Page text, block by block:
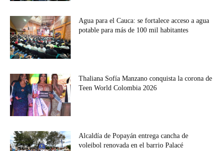
Agua para el Cauca: se fortalece acceso a agua
potable para más de 100 mil habitantes
Thaliana Sofía Manzano conquista la corona de
Teen World Colombia 2026
Alcaldía de Popayán entrega cancha de
voleibol renovada en el barrio Palacé